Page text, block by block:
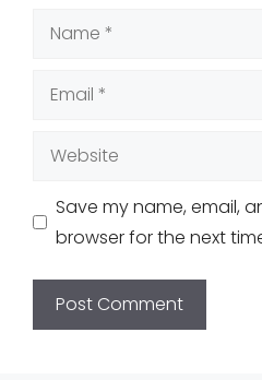
Name
Email
Website
Save my name, email,
browser for the next